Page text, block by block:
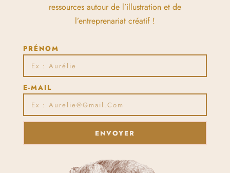
ressources autour de l’illustration et de
l’entreprenariat créatif !
PRÉNOM
E-MAIL
ENVOYER